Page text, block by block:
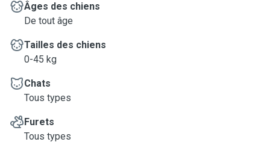
Âges des chiens
De tout âge
Tailles des chiens
0-45 kg
Chats
Tous types
Furets
Tous types